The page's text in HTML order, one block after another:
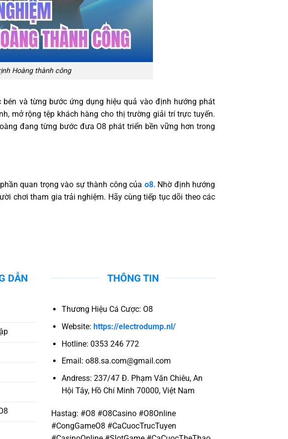
Hoàng thành công
và từng bước ứng dụng hiệu quả vào định hướng phát
mở rộng tệp khách hàng cho thị trường giải trí trực tuyến.
đang từng bước đưa O8 phát triển bền vững hơn trong
quan trọng vào sự thành công của o8. Nhờ định hướng
chơi tham gia trải nghiệm. Hãy cùng tiếp tục dõi theo các
DẪN THÔNG TIN
Thương Hiệu Cá Cược: O8
Website: https://electrodump.nl/
Hotline: 0353 246 772
Email: o88.sa.com@gmail.com
Andress: 237/47 Đ. Phạm Văn Chiêu, An
Hội Tây, Hồ Chí Minh 70000, Việt Nam
Hastag: #O8 #O8Casino #O8Online
#CongGameO8 #CaCuocTrucTuyen